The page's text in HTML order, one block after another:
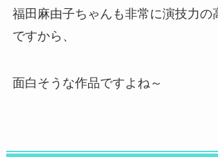
福田麻由子ちゃんも非常に演技力の
ですから、
面白そうな作品ですよね～